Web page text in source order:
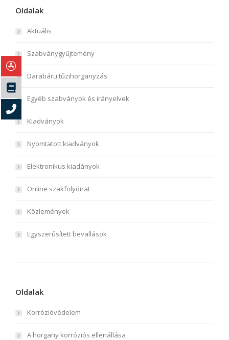
Oldalak
Aktuális
Szabványgyűjtemény
Darabáru tűzihorganyzás
Egyéb szabványok és irányelvek
Kiadványok
Nyomtatott kiadványok
Elektronikus kiadányok
Online szakfolyóirat
Közlemények
Egyszerűsített bevallások
Oldalak
Korrózióvédelem
A horgany korróziós ellenállása